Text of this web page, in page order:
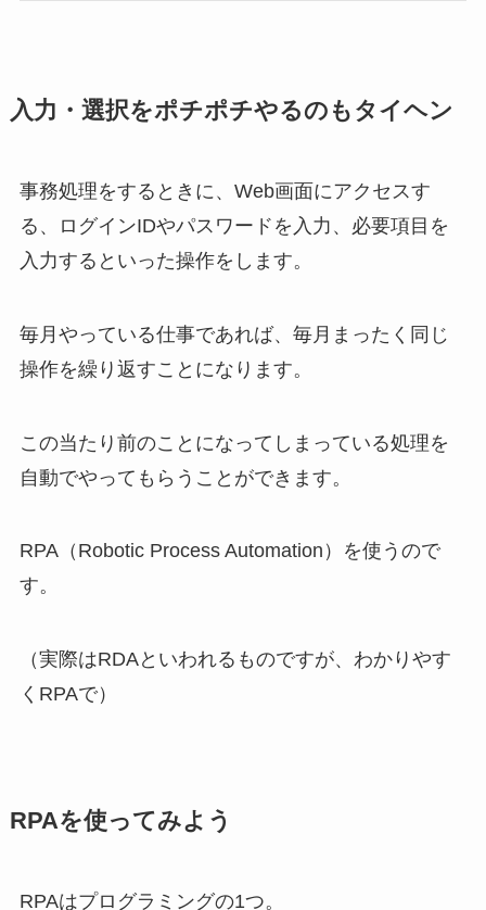
入力・選択をポチポチやるのもタイヘン
事務処理をするときに、Web画面にアクセスす
る、ログインIDやパスワードを入力、必要項目を
入力するといった操作をします。
毎月やっている仕事であれば、毎月まったく同じ
操作を繰り返すことになります。
この当たり前のことになってしまっている処理を
自動でやってもらうことができます。
RPA（Robotic Process Automation）を使うので
す。
（実際はRDAといわれるものですが、わかりやす
くRPAで）
RPAを使ってみよう
RPAはプログラミングの1つ。